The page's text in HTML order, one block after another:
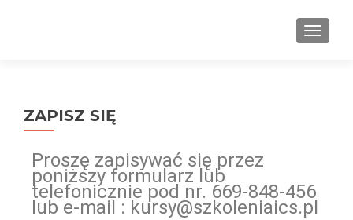
ZAPISZ SIĘ
Proszę zapisywać się przez
poniższy formularz lub
telefonicznie pod nr. 669-848-456
lub e-mail : kursy@szkoleniaics.pl